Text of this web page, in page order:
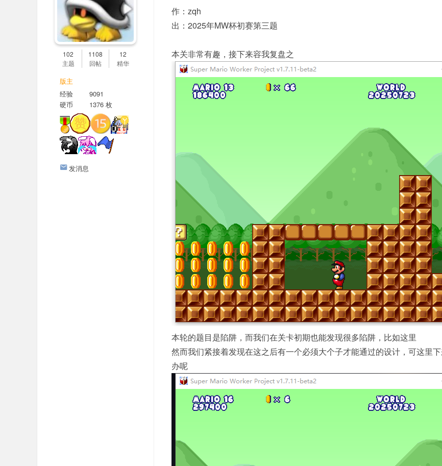
102
主题
1108
回帖
12
精华
版主
经验
9091
硬币
1376 枚
发消息
作：zqh
出：2025年MW杯初赛第三题
本关非常有趣，接下来容我复盘之
本轮的题目是陷阱，而我们在关卡初期也能发现很多陷阱，比如这里
然而我们紧接着发现在这之后有一个必须大个子才能通过的设计，可这里
办呢